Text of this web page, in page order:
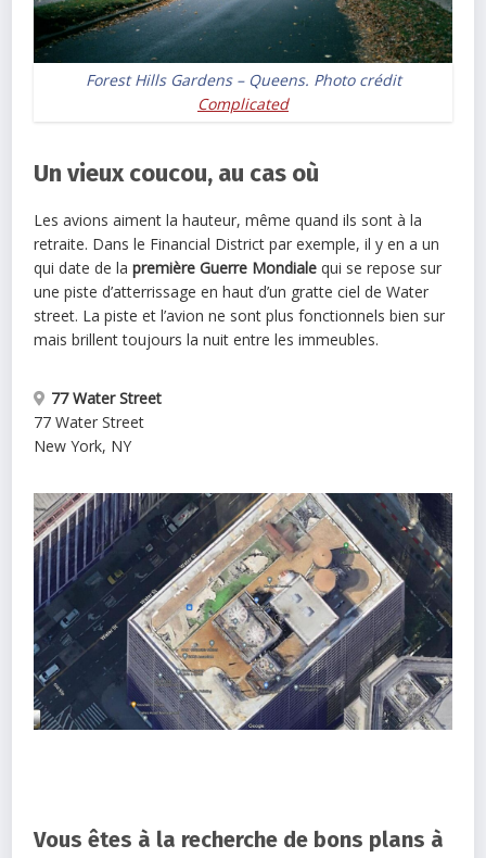
Forest Hills Gardens – Queens. Photo crédit
Complicated
Un vieux coucou, au cas où
Les avions aiment la hauteur, même quand ils sont à la
retraite. Dans le Financial District par exemple, il y en a un
qui date de lapremière Guerre Mondiale qui se repose sur
une piste d’atterrissage en haut d’un gratte ciel de Water
street. La piste et l’avion ne sont plus fonctionnels bien sur
mais brillent toujours la nuit entre les immeubles.
77 Water Street
77 Water Street
New York, NY
Vous êtes à la recherche de bons plans à